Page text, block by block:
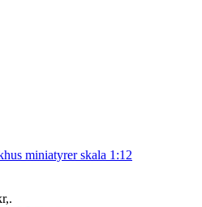
miniatyrer skala 1:12
,.